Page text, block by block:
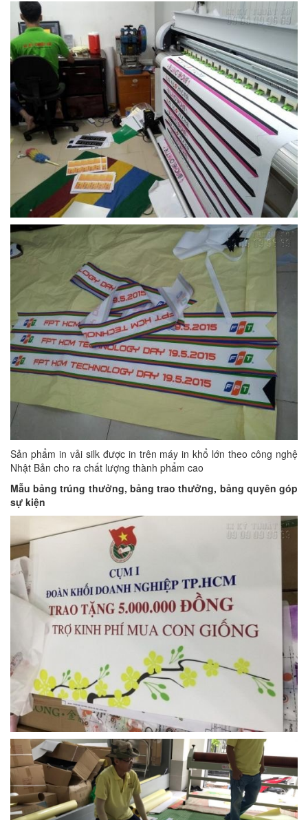
Sản phẩm in vải silk được in trên máy in khổ lớn theo công nghệ
Nhật Bản cho ra chất lượng thành phẩm cao
Mẫu bảng trúng thưởng, bảng trao thưởng, bảng quyên góp
sự kiện